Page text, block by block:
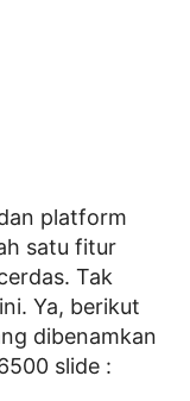
platform
satu fitur
Tak
Ya, berikut
dibenamkan
slide :